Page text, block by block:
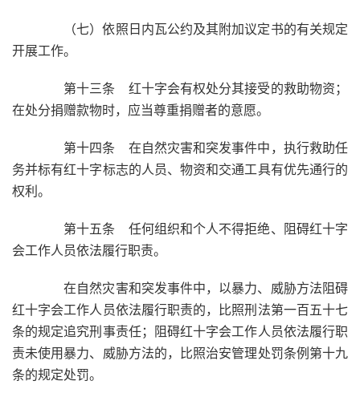
（七）依照日内瓦公约及其附加议定书的有关规定
开展工作。
第十三条 红十字会有权处分其接受的救助物资；
在处分捐赠款物时，应当尊重捐赠者的意愿。
第十四条 在自然灾害和突发事件中，执行救助任
务并标有红十字标志的人员、物资和交通工具有优先通行的
权利。
第十五条 任何组织和个人不得拒绝、阻碍红十字
会工作人员依法履行职责。
在自然灾害和突发事件中，以暴力、威胁方法阻碍
红十字会工作人员依法履行职责的，比照刑法第一百五十七
条的规定追究刑事责任；阻碍红十字会工作人员依法履行职
责未使用暴力、威胁方法的，比照治安管理处罚条例第十九
条的规定处罚。